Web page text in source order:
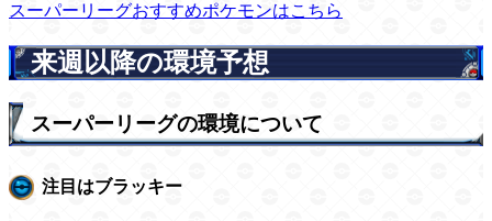
スーパーリーグおすすめポケモンはこちら
来週以降の環境予想
スーパーリーグの環境について
注目はブラッキー